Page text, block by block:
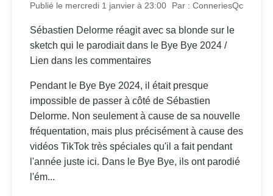
Publié le mercredi 1 janvier à 23:00 Par : ConneriesQc
Sébastien Delorme réagit avec sa blonde sur le
sketch qui le parodiait dans le Bye Bye 2024 /
Lien dans les commentaires
Pendant le Bye Bye 2024, il était presque
impossible de passer à côté de Sébastien
Delorme. Non seulement à cause de sa nouvelle
fréquentation, mais plus précisément à cause des
vidéos TikTok très spéciales qu'il a fait pendant
l'année juste ici. Dans le Bye Bye, ils ont parodié
l'ém...